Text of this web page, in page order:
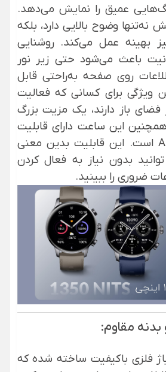
عمیق را نمایش می‌دهد.
وضوح بالایی دارد، بلکه
بهینه عمل می‌کند. روشنایی
چشمگیر تا 1350 نیت باعث می‌شود حتی زیر نور
روی صفحه به‌راحتی قابل
ویژگی برای کسانی که فعالیت
فضای باز دارند، یک مزیت بزرگ
این ساعت دارای قابلیت
Always-on Display است. این قابلیت بدین معنی
بدون نیاز به فعال کردن
ضروری را ببینید.
مقاوم:
فلزی باکیفیت ساخته شده که